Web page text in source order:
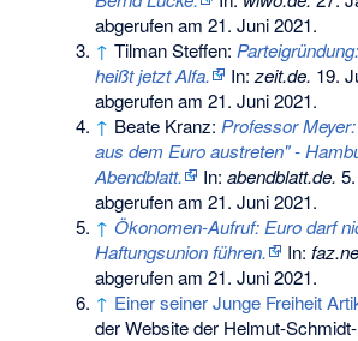
abgerufen am 21. Juni 2021.
↑ Tilman Steffen:
heißt jetzt Alfa.
In:zeit.de. 19.
abgerufen am 21. Juni 2021.
↑ Beate Kranz: Professor
aus dem Euro austreten" -
Abendblatt.
In:abendblatt.de.
abgerufen am 21. Juni 2021.
↑ Ökonomen-Aufruf: Euro darf
Haftungsunion führen.
In:
abgerufen am 21. Juni 2021.
↑ Einer seiner Junge Freiheit
der Website der Helmut-